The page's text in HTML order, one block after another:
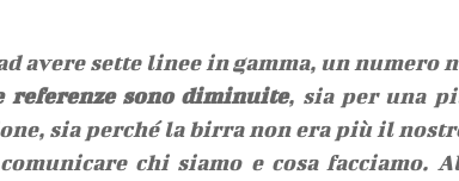
avere sette linee in gamma, un numero
referenze sono diminuite, sia per una
sia perché la birra non era più il
chi siamo e cosa facciamo.